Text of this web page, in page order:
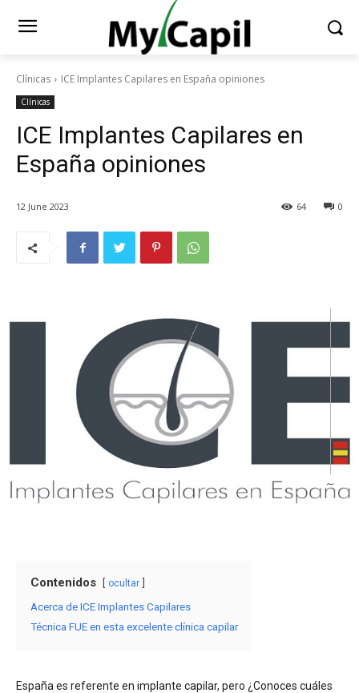
Clínicas ICE Implantes Capilares en España opiniones
Clínicas
ICE Implantes Capilares en
España opiniones
12 June 2023 0
64
Contenidos ocultar
Acerca de ICE Implantes Capilares
Técnica FUE en esta excelente clínica capilar
España es referente en implante capilar, pero ¿Conoces cuáles